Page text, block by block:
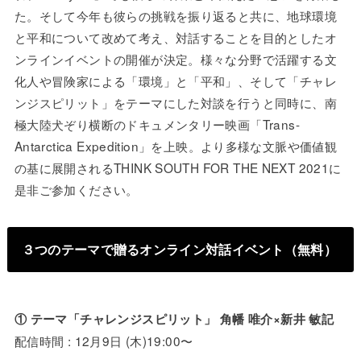
た。そして今年も彼らの挑戦を振り返ると共に、地球環境
と平和について改めて考え、対話することを目的としたオ
ンラインイベントの開催が決定。様々な分野で活躍する文
化人や冒険家による「環境」と「平和」、そして「チャレ
ンジスピリット」をテーマにした対談を行うと同時に、南
極大陸犬ぞり横断のドキュメンタリー映画「Trans-
Antarctica Expedition」を上映。より多様な文脈や価値観
の基に展開されるTHINK SOUTH FOR THE NEXT 2021に
是非ご参加ください。
３つのテーマで贈るオンライン対話イベント （無料）
① テーマ「チャレンジスピリット」 角幡 唯介×新井 敏記
配信時間 : 12月9日 (木)19:00〜